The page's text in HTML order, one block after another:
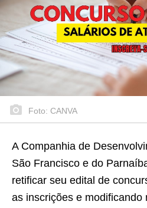
Foto: CANVA
A Companhia de
São Francisco e do
retificar seu edital de
as inscrições e modificando